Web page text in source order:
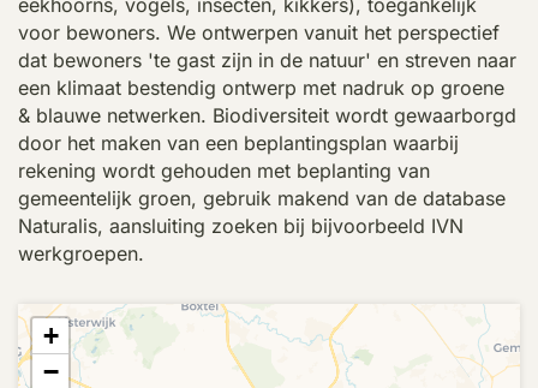
voor bewoners. We ontwerpen vanuit het perspectief
dat bewoners 'te gast zijn in de natuur' en streven naar
een klimaat bestendig ontwerp met nadruk op groene
& blauwe netwerken. Biodiversiteit wordt gewaarborgd
door het maken van een beplantingsplan waarbij
rekening wordt gehouden met beplanting van
gemeentelijk groen, gebruik makend van de database
Naturalis, aansluiting zoeken bij bijvoorbeeld IVN
werkgroepen.
+
−